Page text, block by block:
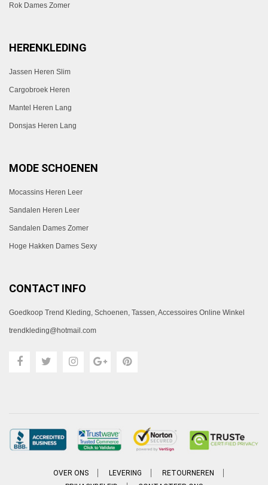
Rok Dames Zomer
HERENKLEDING
Jassen Heren Slim
Cargobroek Heren
Mantel Heren Lang
Donsjas Heren Lang
MODE SCHOENEN
Mocassins Heren Leer
Sandalen Heren Leer
Sandalen Dames Zomer
Hoge Hakken Dames Sexy
CONTACT INFO
Goedkoop Trend Kleding, Schoenen, Tassen, Accessoires Online Winkel
trendkleding@hotmail.com
OVER ONS LEVERING
RETOURNEREN